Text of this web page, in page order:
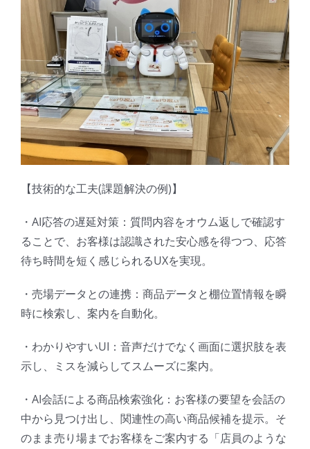
【技術的な工夫(課題解決の例)】
・AI応答の遅延対策：質問内容をオウム返しで確認す
ることで、お客様は認識された安心感を得つつ、応答
待ち時間を短く感じられるUXを実現。
・売場データとの連携：商品データと棚位置情報を瞬
時に検索し、案内を自動化。
・わかりやすいUI：音声だけでなく画面に選択肢を表
示し、ミスを減らしてスムーズに案内。
・AI会話による商品検索強化：お客様の要望を会話の
中から見つけ出し、関連性の高い商品候補を提示。そ
のまま売り場までお客様をご案内する「店員のような